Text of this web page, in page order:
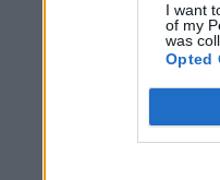
I want
of my
was
Opted
Az előfizetés a
Portfolio.hu
kötéslistái